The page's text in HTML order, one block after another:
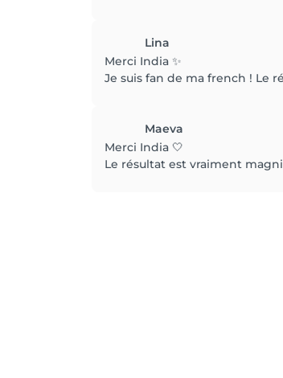
Lina
Merci India ✨
Je suis fan de ma french ! Le
Maeva
Merci India 🤍
Le résultat est vraiment